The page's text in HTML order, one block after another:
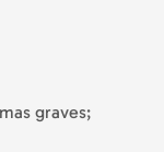
graves;